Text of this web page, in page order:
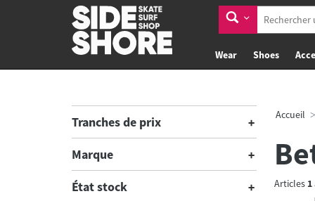
Wear Shoes
Tranches de prix
Marque
État stock
Accueil
Articles 1